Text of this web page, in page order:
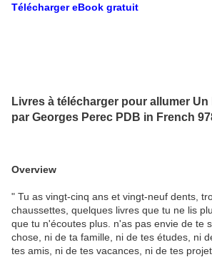
Télécharger eBook gratuit
Livres à télécharger pour allumer
par Georges Perec PDB in French
Overview
" Tu as vingt-cinq ans et vingt-neuf dents,
chaussettes, quelques livres que tu ne lis
que tu n'écoutes plus. n'as pas envie de te
chose, ni de ta famille, ni de tes études, ni
tes amis, ni de tes vacances, ni de tes